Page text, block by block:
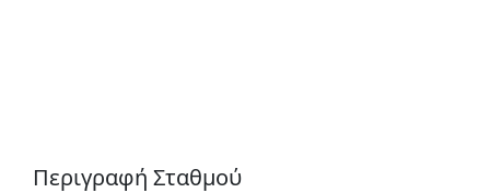
Περιγραφή Σταθμού